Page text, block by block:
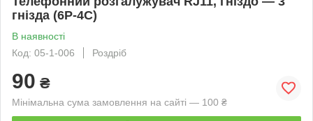
гнізда (6P-4C)
В наявності
Код: 05-1-006
Роздріб
90 ₴
Мінімальна сума замовлення на сайті — 100 ₴